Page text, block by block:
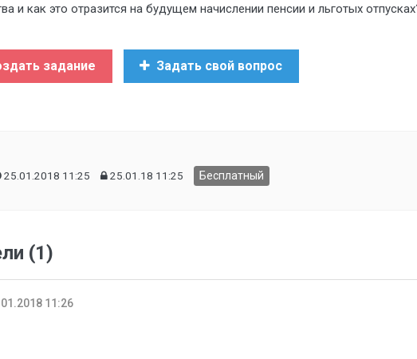
и как это отразится на будущем начислении пенсии и льготых
задание Задать свой вопрос
25.01.2018 11:25 25.01.18 11:25 Бесплатный
(1)
11:26